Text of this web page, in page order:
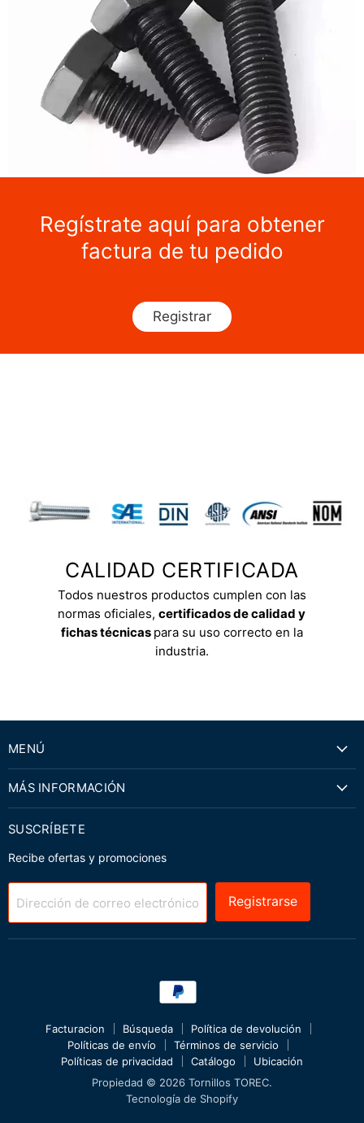
Regístrate aquí para obtener
factura de tu pedido
Registrar
CALIDAD CERTIFICADA
Todos nuestros productos cumplen con las
normas oficiales,certificados de calidad y
fichas técnicas para su uso correcto en la
industria.
MENÚ
MÁS INFORMACIÓN
SUSCRÍBETE
Recibe ofertas y promociones
Dirección de correo electrónico Registrarse
Facturacion Búsqueda
Política de devolución
Políticas de envío
Términos de servicio
Políticas de privacidad
Catálogo
Ubicación
Propiedad © 2026 Tornillos TOREC.
Tecnología de Shopify